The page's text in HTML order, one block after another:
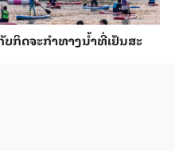
ກິດ​ຈະ​ກຳ​ທາງ​ນ້ຳ​​ທີ່​ເຢັນ​ສະ​